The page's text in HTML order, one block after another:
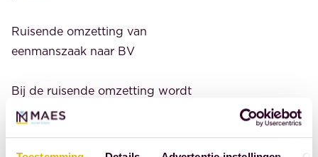
Ruisende omzetting van
eenmanszaak naar BV
Bij de ruisende omzetting wordt
de eenmanszaak wel gestaakt. Er
activa passiva inbreng geen